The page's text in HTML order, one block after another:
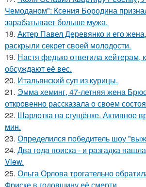
Чемоданом": Ксения Бородина
зарабатывает больше мужа.
18. Актер Павел Деревянко и его
раскрыли секрет своей молодости.
19. Настя федько ответила хейтерам,
обсуждают её вес.
20. Итальянский суп из курицы.
21. Эмма хеминг, 47-летняя жена
откровенно рассказала о своем
22. Шарлотка на сгущёнке. Активное
мин.
23. Определился победитель шоу
24. Два года поиска - и разгадка
View.
25. Ольга Орлова трогательно